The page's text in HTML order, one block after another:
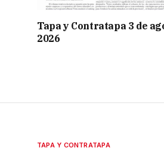
Tapa y Contratapa 3 de
2026
TAPA Y CONTRATAPA